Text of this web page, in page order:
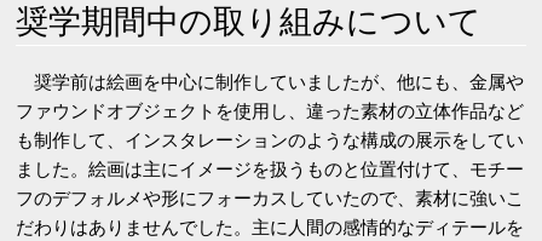
奨学期間中の取り組みについて
奨学前は絵画を中心に制作していましたが、他にも、金属や
ファウンドオブジェクトを使用し、違った素材の立体作品など
も制作して、インスタレーションのような構成の展示をしてい
ました。絵画は主にイメージを扱うものと位置付けて、モチー
フのデフォルメや形にフォーカスしていたので、素材に強いこ
だわりはありませんでした。主に人間の感情的なディテールを